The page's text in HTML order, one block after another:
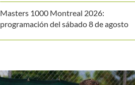
Masters 1000 Montreal 2026:
programación del sábado 8 de agosto